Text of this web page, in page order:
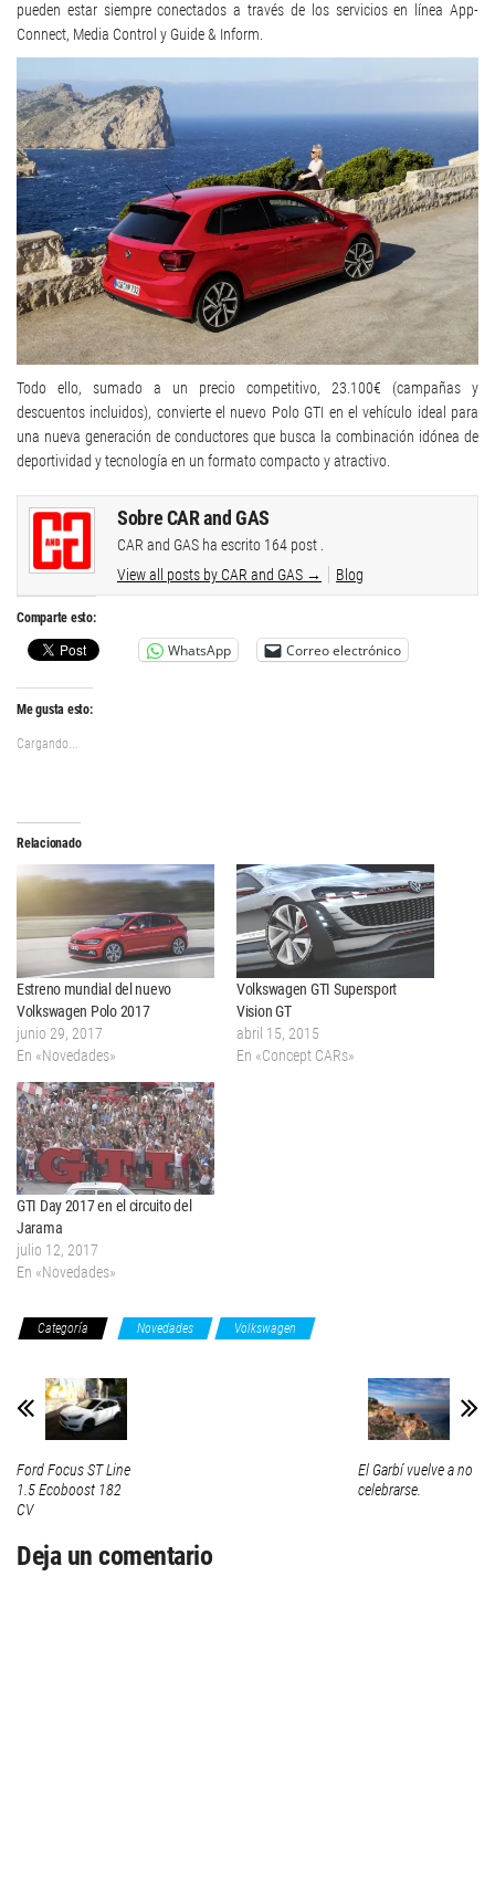
pueden estar siempre conectados a través de los servicios en línea App-
Connect, Media Control y Guide & Inform.
Todo ello, sumado a un precio competitivo, 23.100€ (campañas y
descuentos incluidos), convierte el nuevo Polo GTI en el vehículo ideal para
una nueva generación de conductores que busca la combinación idónea de
deportividad y tecnología en un formato compacto y atractivo.
Sobre CAR and GAS
CAR and GAS ha escrito 164 post .
View all posts by CAR and GAS → Blog
Comparte esto:
WhatsApp Correo electrónico
Me gusta esto:
Cargando...
Relacionado
Estreno mundial del nuevo
Volkswagen Polo 2017
junio 29, 2017
En «Novedades»
Volkswagen GTI Supersport
Vision GT
abril 15, 2015
En «Concept CARs»
GTI Day 2017 en el circuito del
Jarama
julio 12, 2017
En «Novedades»
Categoría Novedades Volkswagen
Ford Focus ST Line
1.5 Ecoboost 182
CV
El Garbí vuelve a no
celebrarse.
Deja un comentario